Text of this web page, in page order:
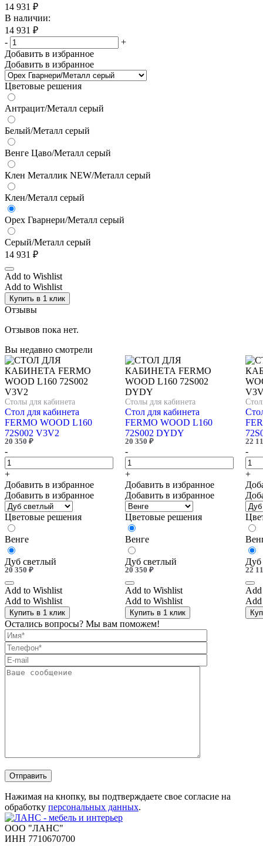
14 931 ₽
В наличии:
14 931 ₽
-
+
Добавить в избранное
Добавить в избранное
Цветовые решения
Антрацит/Металл серый
Белый/Металл серый
Венге Цаво/Металл серый
Клен Металлик NEW/Металл серый
Клен/Металл серый
Орех Гварнери/Металл серый
Серый/Металл серый
14 931 ₽
Add to Wishlist
Add to Wishlist
Купить в 1 клик
Отзывы
Отзывов пока нет.
Вы недавно смотрели
Столы для кабинета
Стол для кабинета
FERMO WOOD L160
72S002 V3V2
20 350 ₽
-
+
Добавить в избранное
Добавить в избранное
Цветовые решения
Венге
Дуб светлый
20 350 ₽
Add to Wishlist
Add to Wishlist
Купить в 1 клик
Столы для кабинета
Стол для кабинета
FERMO WOOD L160
72S002 DYDY
20 350 ₽
-
+
Добавить в избранное
Добавить в избранное
Цветовые решения
Венге
Дуб светлый
20 350 ₽
Add to Wishlist
Add to Wishlist
Купить в 1 клик
22
-
+
Дуб
22
Остались вопросы? Мы вам поможем!
Отправить
Нажимая на кнопку, вы подтверждаете свое согласие на
обработку персональных данных.
ООО "ЛАНС"
ИНН 7710670700